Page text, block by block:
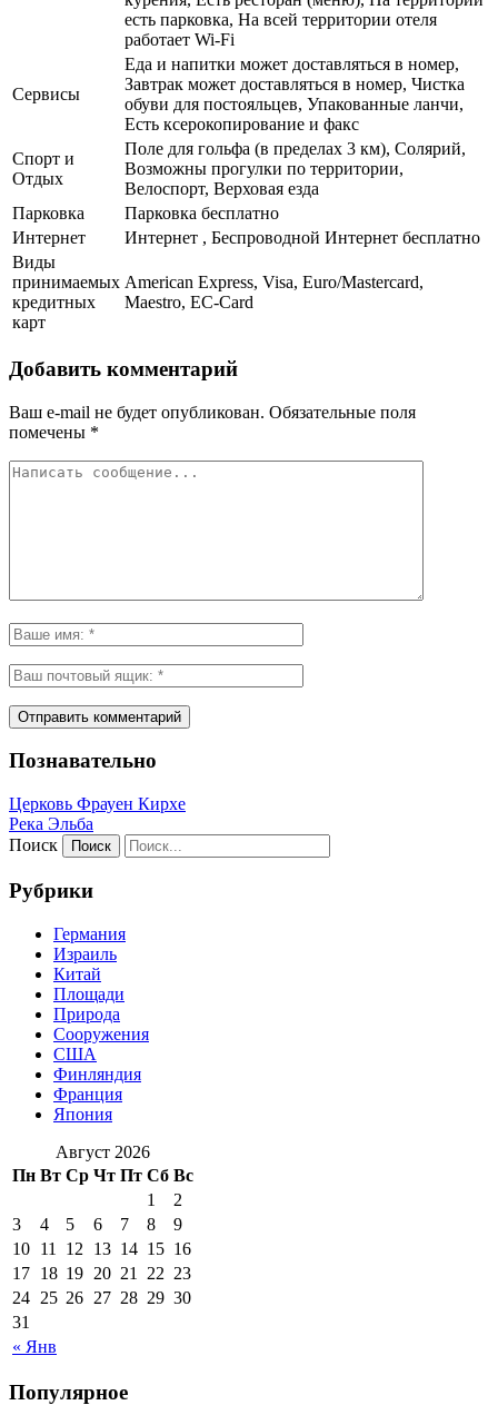
есть парковка, На всей территории отеля
работает Wi-Fi
Сервисы
Еда и напитки может доставляться в номер,
Завтрак может доставляться в номер, Чистка
обуви для постояльцев, Упакованные ланчи,
Есть ксерокопирование и факс
Спорт и
Отдых
Поле для гольфа (в пределах 3 км), Солярий,
Возможны прогулки по территории,
Велоспорт, Верховая езда
Парковка
Парковка бесплатно
Интернет
Интернет , Беспроводной Интернет бесплатно
Виды
принимаемых
кредитных
карт
American Express, Visa, Euro/Mastercard,
Maestro, EC-Card
Добавить комментарий
Ваш e-mail не будет опубликован. Обязательные поля
помечены *
Познавательно
Церковь Фрауен Кирхе
Река Эльба
Поиск
Рубрики
Германия
Израиль
Китай
Площади
Природа
Сооружения
США
Финляндия
Франция
Япония
Август 2026
Пн Вт Ср Чт Пт Сб Вс
« Янв
1
2
3
4 5 6 7 8
9
10 11 12 13 14 15 16
17 18 19 20 21 22 23
24 25 26 27 28 29 30
31
Популярное